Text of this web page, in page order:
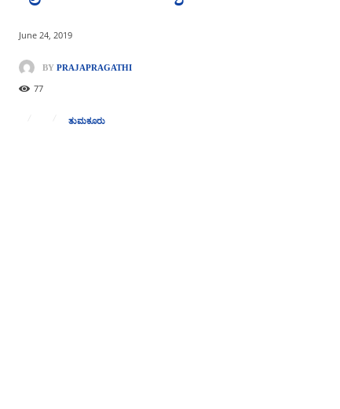
June 24, 2019
BY PRAJAPRAGATHI
77
ತುಮಕೂರು